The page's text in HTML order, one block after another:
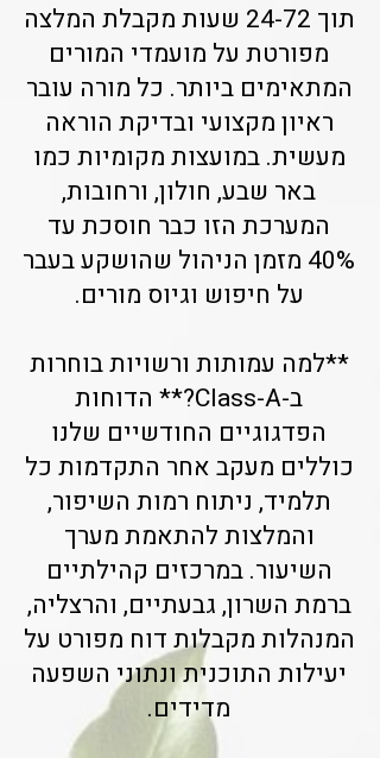
תוך 24-72 שעות מקבלת המלצה
מפורטת על מועמדי המורים
המתאימים ביותר. כל מורה עובר
ראיון מקצועי ובדיקת הוראה
מעשית. במועצות מקומיות כמו
באר שבע, חולון, ורחובות,
המערכת הזו כבר חוסכת עד
40% מזמן הניהול שהושקע בעבר
על חיפוש וגיוס מורים.
**למה עמותות ורשויות בוחרות
ב-Class-A?** הדוחות
הפדגוגיים החודשיים שלנו
כוללים מעקב אחר התקדמות כל
תלמיד, ניתוח רמות השיפור,
והמלצות להתאמת מערך
השיעור. במרכזים קהילתיים
ברמת השרון, גבעתיים, והרצליה,
המנהלות מקבלות דוח מפורט על
יעילות התוכנית ונתוני השפעה
מדידים.